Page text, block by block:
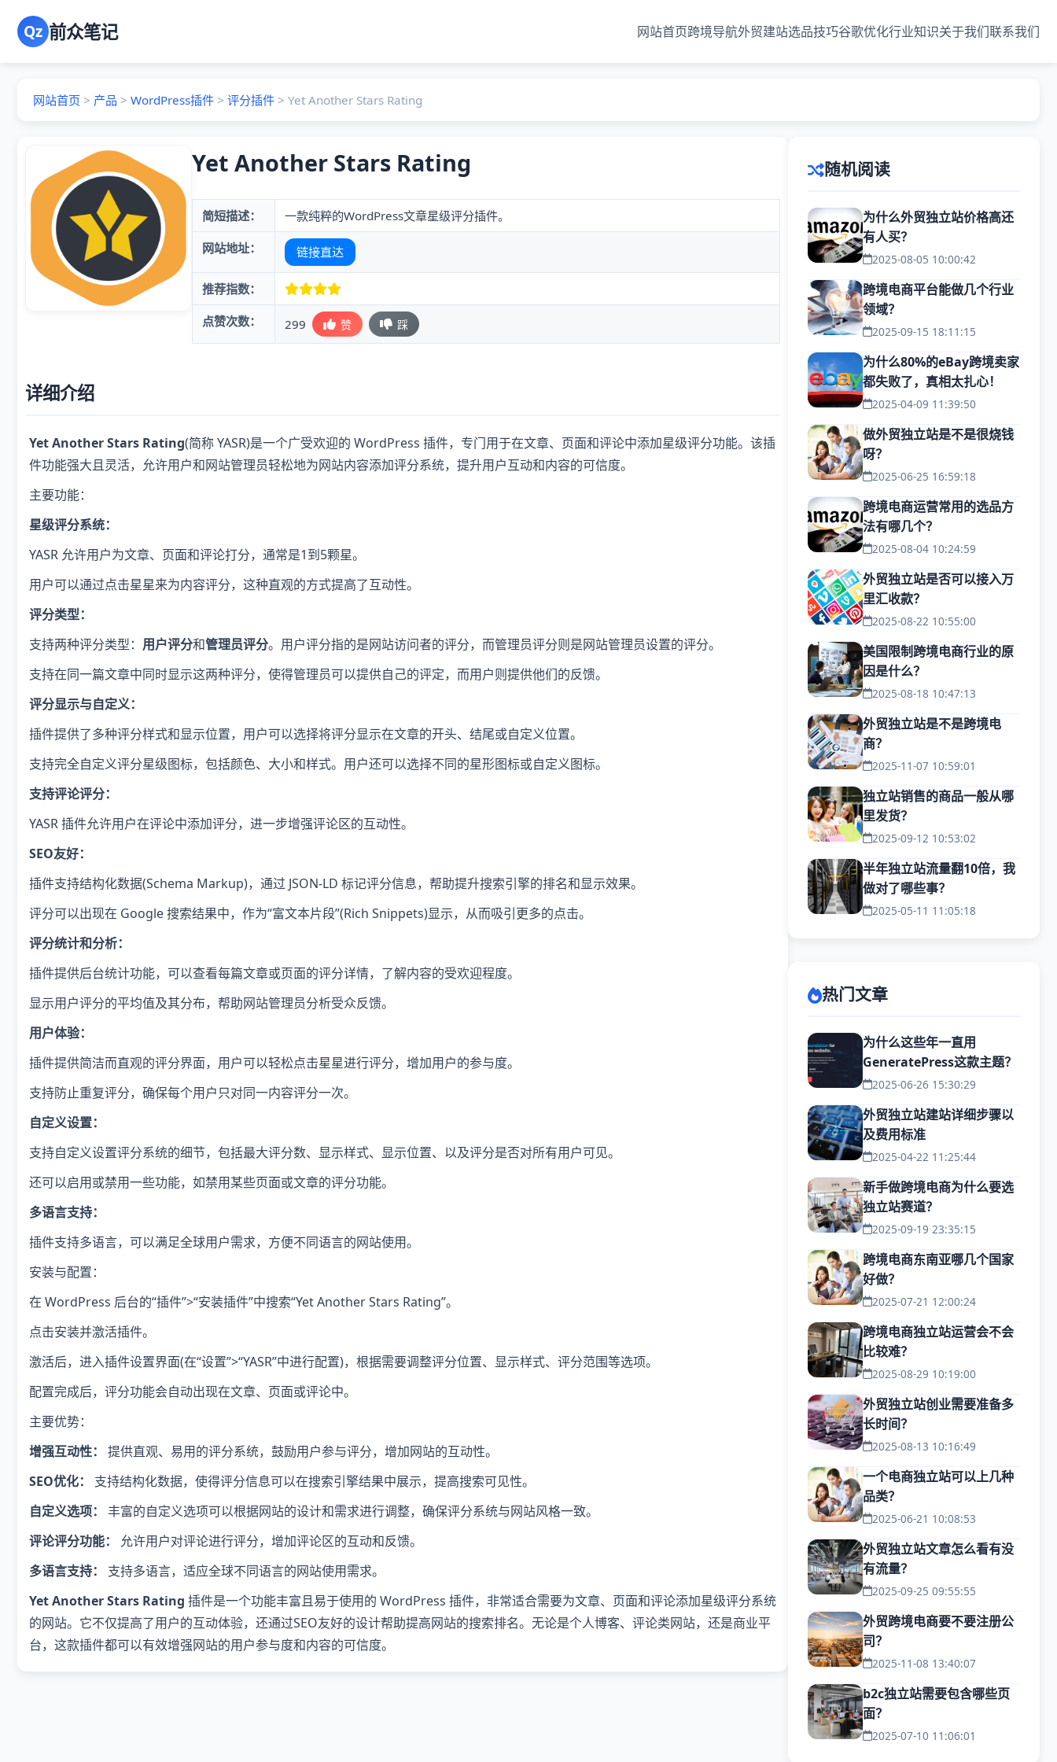
Qz 前众笔记 网站首页跨境导航外贸建站选品技巧谷歌优化行业知识关于我们联系我们
网站首页 > 产品 > WordPress插件 > 评分插件 > Yet Another Stars Rating
Yet Another Stars Rating
简短描述： 一款纯粹的WordPress文章星级评分插件。
网站地址： 链接直达
推荐指数：
点赞次数： 299 赞 踩
详细介绍
Yet Another Stars Rating(简称 YASR)是一个广受欢迎的 WordPress 插件，专门用于在文章、页面和评论中添加星级评分功能。该插
件功能强大且灵活，允许用户和网站管理员轻松地为网站内容添加评分系统，提升用户互动和内容的可信度。
主要功能：
星级评分系统：
YASR 允许用户为文章、页面和评论打分，通常是1到5颗星。
用户可以通过点击星星来为内容评分，这种直观的方式提高了互动性。
评分类型：
支持两种评分类型： 用户评分和管理员评分。用户评分指的是网站访问者的评分，而管理员评分则是网站管理员设置的评分。
支持在同一篇文章中同时显示这两种评分，使得管理员可以提供自己的评定，而用户则提供他们的反馈。
评分显示与自定义：
插件提供了多种评分样式和显示位置，用户可以选择将评分显示在文章的开头、结尾或自定义位置。
支持完全自定义评分星级图标，包括颜色、大小和样式。用户还可以选择不同的星形图标或自定义图标。
支持评论评分：
YASR 插件允许用户在评论中添加评分，进一步增强评论区的互动性。
SEO友好：
插件支持结构化数据(Schema Markup)，通过 JSON-LD 标记评分信息，帮助提升搜索引擎的排名和显示效果。
评分可以出现在 Google 搜索结果中，作为“富文本片段”(Rich Snippets)显示，从而吸引更多的点击。
评分统计和分析：
插件提供后台统计功能，可以查看每篇文章或页面的评分详情，了解内容的受欢迎程度。
显示用户评分的平均值及其分布，帮助网站管理员分析受众反馈。
用户体验：
插件提供简洁而直观的评分界面，用户可以轻松点击星星进行评分，增加用户的参与度。
支持防止重复评分，确保每个用户只对同一内容评分一次。
自定义设置：
支持自定义设置评分系统的细节，包括最大评分数、显示样式、显示位置、以及评分是否对所有用户可见。
还可以启用或禁用一些功能，如禁用某些页面或文章的评分功能。
多语言支持：
插件支持多语言，可以满足全球用户需求，方便不同语言的网站使用。
安装与配置：
在 WordPress 后台的“插件”>“安装插件”中搜索“Yet Another Stars Rating”。
点击安装并激活插件。
激活后，进入插件设置界面(在“设置”>“YASR”中进行配置)，根据需要调整评分位置、显示样式、评分范围等选项。
配置完成后，评分功能会自动出现在文章、页面或评论中。
主要优势：
增强互动性：
提供直观、易用的评分系统，鼓励用户参与评分，增加网站的互动性。
SEO优化：
支持结构化数据，使得评分信息可以在搜索引擎结果中展示，提高搜索可见性。
自定义选项：
丰富的自定义选项可以根据网站的设计和需求进行调整，确保评分系统与网站风格一致。
评论评分功能：
允许用户对评论进行评分，增加评论区的互动和反馈。
多语言支持：
支持多语言，适应全球不同语言的网站使用需求。
Yet Another Stars Rating 插件是一个功能丰富且易于使用的 WordPress 插件，非常适合需要为文章、页面和评论添加星级评分系统
的网站。它不仅提高了用户的互动体验，还通过SEO友好的设计帮助提高网站的搜索排名。无论是个人博客、评论类网站，还是商业平
台，这款插件都可以有效增强网站的用户参与度和内容的可信度。
随机阅读
为什么外贸独立站价格高还
有人买？
2025-08-05 10:00:42
跨境电商平台能做几个行业
领域？
2025-09-15 18:11:15
为什么80%的eBay跨境卖家
都失败了，真相太扎心！
2025-04-09 11:39:50
做外贸独立站是不是很烧钱
呀？
2025-06-25 16:59:18
跨境电商运营常用的选品方
法有哪几个？
2025-08-04 10:24:59
外贸独立站是否可以接入万
里汇收款？
2025-08-22 10:55:00
美国限制跨境电商行业的原
因是什么？
2025-08-18 10:47:13
外贸独立站是不是跨境电
商？
2025-11-07 10:59:01
独立站销售的商品一般从哪
里发货？
2025-09-12 10:53:02
半年独立站流量翻10倍，我
做对了哪些事？
2025-05-11 11:05:18
热门文章
为什么这些年一直用
GeneratePress这款主题？
2025-06-26 15:30:29
外贸独立站建站详细步骤以
及费用标准
2025-04-22 11:25:44
新手做跨境电商为什么要选
独立站赛道？
2025-09-19 23:35:15
跨境电商东南亚哪几个国家
好做？
2025-07-21 12:00:24
跨境电商独立站运营会不会
比较难？
2025-08-29 10:19:00
外贸独立站创业需要准备多
长时间？
2025-08-13 10:16:49
一个电商独立站可以上几种
品类？
2025-06-21 10:08:53
外贸独立站文章怎么看有没
有流量？
2025-09-25 09:55:55
外贸跨境电商要不要注册公
司？
2025-11-08 13:40:07
b2c独立站需要包含哪些页
面？
2025-07-10 11:06:01